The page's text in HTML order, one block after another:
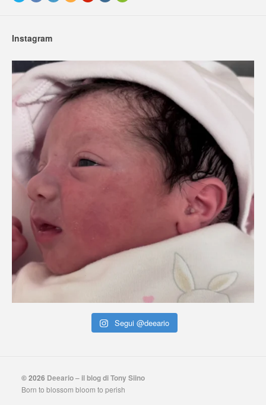
Instagram
Segui @deeario
© 2026 Deeario – il blog di Tony Siino
Born to blossom bloom to perish